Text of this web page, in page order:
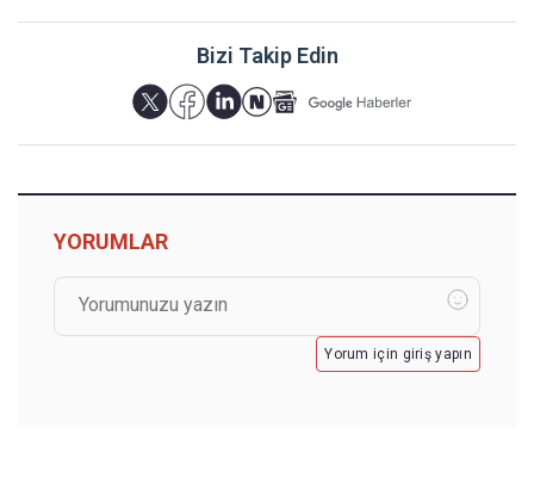
Bizi Takip Edin
YORUMLAR
Yorum için giriş yapın